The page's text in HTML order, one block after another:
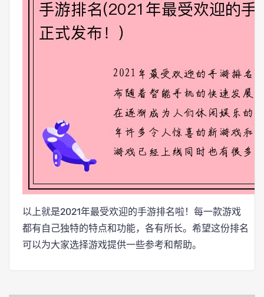
以上就是2021年最受欢迎的手游排名啦！每一款游戏
都有自己独特的特点和功能，各有所长。希望这份排名
可以为大家选择游戏提供一些参考和帮助。